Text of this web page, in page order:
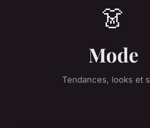
👗
Mode
Tendances, looks et